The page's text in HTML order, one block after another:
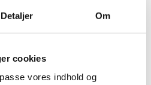
Detaljer Om
cookies
vores indhold og
Souschef, Danmarks
Etiopien og til Den